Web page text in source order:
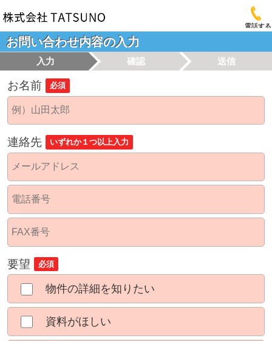
電話する
お問い合わせ内容の入力
入力 確認 送信
お名前 必須
連絡先 いずれか１つ以上入力
要望 必須
物件の詳細を知りたい
資料がほしい